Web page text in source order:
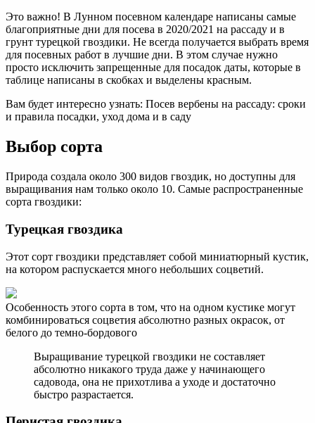
Это важно! В Лунном посевном календаре написаны самые
благоприятные дни для посева в 2020/2021 на рассаду и в
грунт турецкой гвоздики. Не всегда получается выбрать время
для посевных работ в лучшие дни. В этом случае нужно
просто исключить запрещенные для посадок даты, которые в
таблице написаны в скобках и выделены красным.
Вам будет интересно узнать: Посев вербены на рассаду: сроки
и правила посадки, уход дома и в саду
Выбор сорта
Природа создала около 300 видов гвоздик, но доступны для
выращивания нам только около 10. Самые распространенные
сорта гвоздики:
Турецкая гвоздика
Этот сорт гвоздики представляет собой миниатюрный кустик,
на котором распускается много небольших соцветий.
Особенность этого сорта в том, что на одном кустике могут
комбинироваться соцветия абсолютно разных окрасок, от
белого до темно-бордового
Выращивание турецкой гвоздики не составляет
абсолютно никакого труда даже у начинающего
садовода, она не прихотлива а уходе и достаточно
быстро разрастается.